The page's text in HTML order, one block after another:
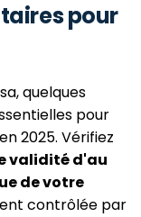
pour
quelques
pour
2025. Vérifiez
validité d'au
de votre
contrôlée par